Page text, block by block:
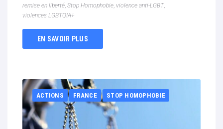
remise en liberté, Stop Homophobie, violence anti-LGBT,
violences LGBTQIA+
EN SAVOIR PLUS
ACTIONS FRANCE STOP HOMOPHOBIE